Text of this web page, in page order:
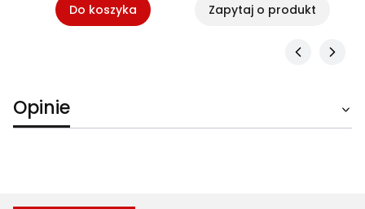
Do koszyka Zapytaj o produkt
Opinie